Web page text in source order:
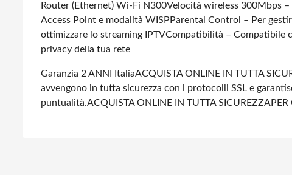
Router (Ethernet) Wi-Fi N300Velocità wireless 300Mbps
Access Point e modalità WISP Parental Control – Per
ottimizzare lo streaming IPTVCompatibilità – Compatibile
privacy della tua rete
Garanzia 2 ANNI ItaliaACQUISTA ONLINE IN TUTTA
avvengono in tutta sicurezza con i protocolli SSL e
puntualità.ACQUISTA ONLINE IN TUTTA SICUREZZA